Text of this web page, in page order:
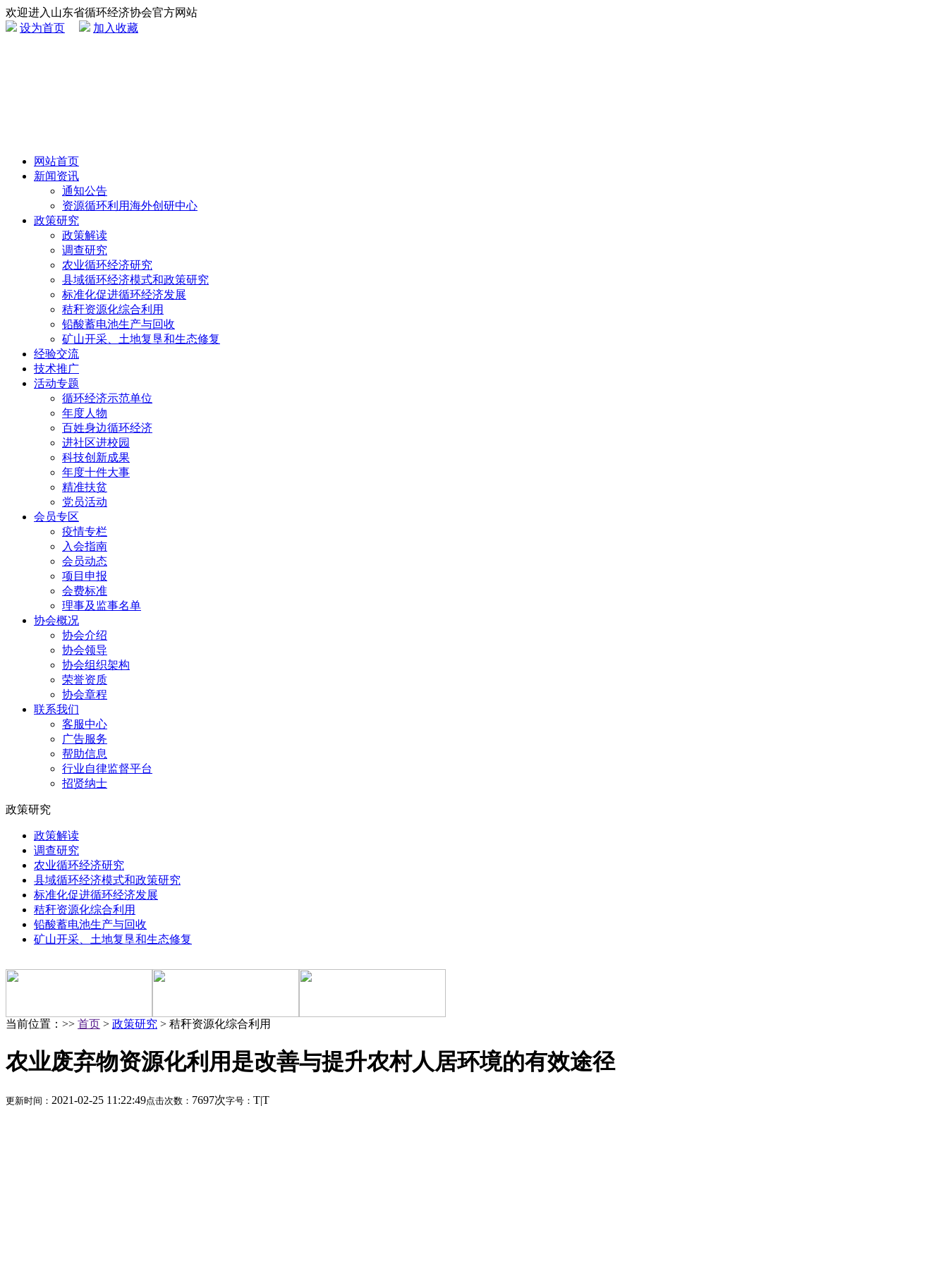
欢迎进入山东省循环经济协会官方网站
设为首页
加入收藏
网站首页
新闻资讯
通知公告
资源循环利用海外创研中心
政策研究
政策解读
调查研究
农业循环经济研究
县域循环经济模式和政策研究
标准化促进循环经济发展
秸秆资源化综合利用
铅酸蓄电池生产与回收
矿山开采、土地复垦和生态修复
经验交流
技术推广
活动专题
循环经济示范单位
年度人物
百姓身边循环经济
进社区进校园
科技创新成果
年度十件大事
精准扶贫
党员活动
会员专区
疫情专栏
入会指南
会员动态
项目申报
会费标准
理事及监事名单
协会概况
协会介绍
协会领导
协会组织架构
荣誉资质
协会章程
联系我们
客服中心
广告服务
帮助信息
行业自律监督平台
招贤纳士
政策研究
政策解读
调查研究
农业循环经济研究
县域循环经济模式和政策研究
标准化促进循环经济发展
秸秆资源化综合利用
铅酸蓄电池生产与回收
矿山开采、土地复垦和生态修复
当前位置：>> 首页 > 政策研究 > 秸秆资源化综合利用
农业废弃物资源化利用是改善与提升农村人居环境的有效途径
更新时间： 2021-02-25 11:22:49点击次数： 7697次字号： T|T